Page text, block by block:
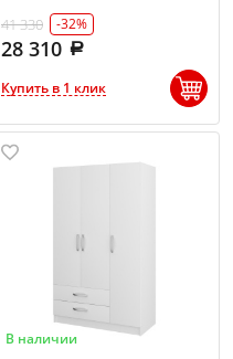
41 330
-32%
28 310
Купить в 1 клик
В наличии